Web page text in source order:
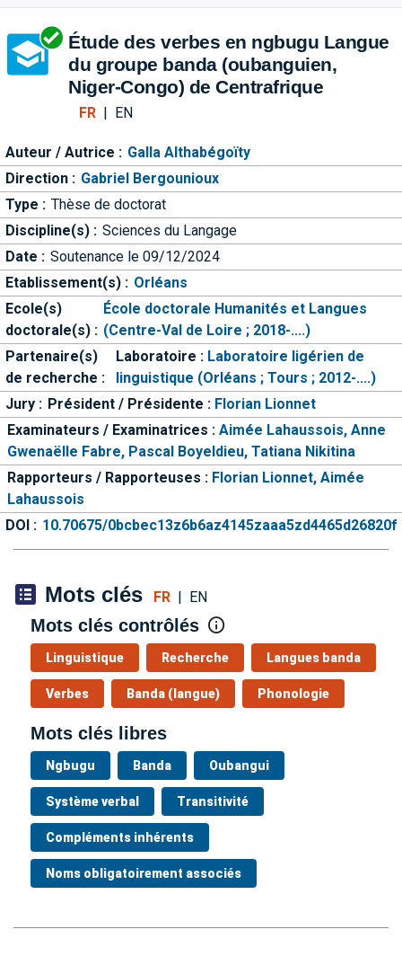
Aller directement à la barre
Étude des verbes en ngbugu Langue
du groupe banda (oubanguien,
Niger-Congo) de Centrafrique
FR EN
Auteur / Autrice : Galla Althabégoïty
Direction : Gabriel Bergounioux
Type : Thèse de doctorat
Discipline(s) : Sciences du Langage
Date : Soutenance le 09/12/2024
Etablissement(s) : Orléans
Ecole(s)
doctorale(s) :
École doctorale Humanités et Langues
(Centre-Val de Loire ; 2018-....)
Partenaire(s)
de recherche :
Laboratoire : Laboratoire ligérien de
linguistique (Orléans ; Tours ; 2012-....)
Jury : Président / Présidente : Florian Lionnet
Examinateurs / Examinatrices : Aimée Lahaussois, Anne
Gwenaëlle Fabre, Pascal Boyeldieu, Tatiana Nikitina
Rapporteurs / Rapporteuses : Florian Lionnet, Aimée
Lahaussois
DOI : 10.70675/0bcbec13z6b6az4145zaaa5zd4465d26820f
Mots clés FR | EN
Mots clés contrôlés
Linguistique Recherche Langues banda
Verbes Banda (langue) Phonologie
Mots clés libres
Ngbugu Banda Oubangui
Système verbal Transitivité
Compléments inhérents
Noms obligatoirement associés